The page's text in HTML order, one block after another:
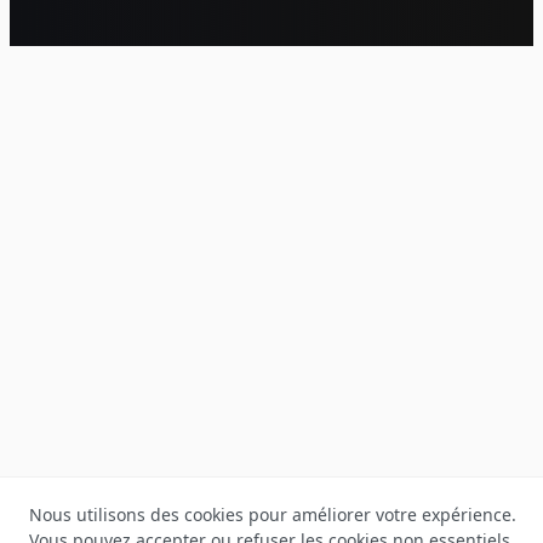
Nous utilisons des cookies pour améliorer votre expérience.